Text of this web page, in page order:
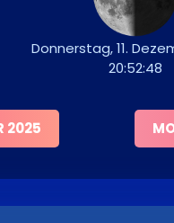
Donnerstag, 11.
20:52:48
2025